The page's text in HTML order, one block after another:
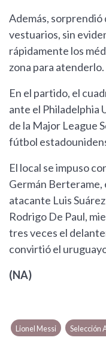
Además, sorprendió
vestuarios, sin
rápidamente los
zona para atenderlo.
En el partido, el
ante el Philadelphia
de la Major League
fútbol
El local se impuso
Germán
atacante Luis
Rodrigo De Paul,
tres veces el
convirtió el
(NA)
Lionel Messi Selección